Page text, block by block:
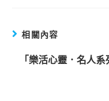
相關內容
「樂活心靈．名人